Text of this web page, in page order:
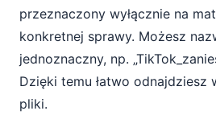
przeznaczony wyłącznie na
konkretnej sprawy. Możesz
jednoznaczny, np.
Dzięki temu łatwo odnajdziesz
pliki.